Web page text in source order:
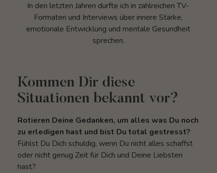
In den letzten Jahren durfte ich in zahlreichen TV-
Formaten und Interviews über innere Stärke,
emotionale Entwicklung und mentale Gesundheit
sprechen.
Kommen Dir diese
Situationen bekannt vor?
Rotieren Deine Gedanken, um alles was Du noch
zu erledigen hast und bist Du total gestresst?
Fühlst Du Dich schuldig, wenn Du nicht alles schaffst
oder nicht genug Zeit für Dich und Deine Liebsten
hast?